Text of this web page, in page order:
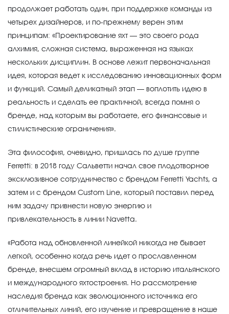
продолжает работать один, при поддержке команды из
четырех дизайнеров, и по-прежнему верен этим
принципам: «Проектирование яхт — это своего рода
алхимия, сложная система, выраженная на языках
нескольких дисциплин. В основе лежит первоначальная
идея, которая ведет к исследованию инновационных форм
и функций. Самый деликатный этап — воплотить идею в
реальность и сделать ее практичной, всегда помня о
бренде, над которым вы работаете, его финансовые и
стилистические ограничения».
Эта философия, очевидно, пришлась по душе группе
Ferretti: в 2018 году Сальветти начал свое плодотворное
эксклюзивное сотрудничество с брендом Ferretti Yachts, а
затем и с брендом Custom Line, который поставил перед
ним задачу привнести новую энергию и
привлекательность в линии Navetta.
«Работа над обновленной линейкой никогда не бывает
легкой, особенно когда речь идет о прославленном
бренде, внесшем огромный вклад в историю итальянского
и международного яхтостроения. Но рассмотрение
наследия бренда как эволюционного источника его
отличительных линий, его изучение и превращение в наше